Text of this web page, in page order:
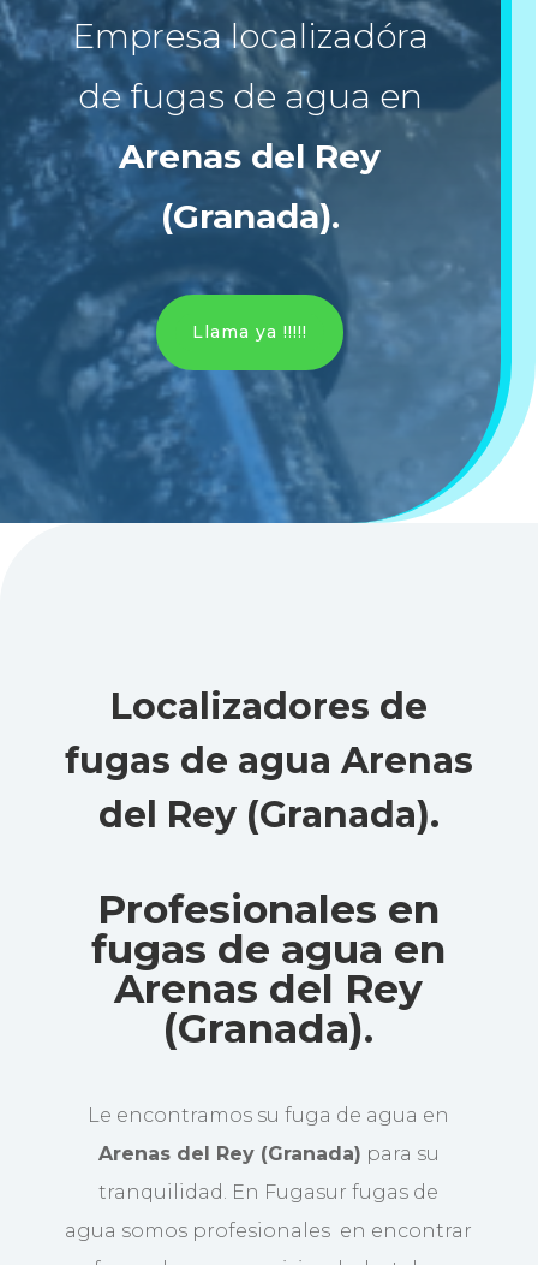
Empresa localizadóra
de fugas de agua en
Arenas del Rey
(Granada).
Llama ya !!!!!
Localizadores de
fugas de agua Arenas
del Rey (Granada).
Profesionales en
fugas de agua en
Arenas del Rey
(Granada).
Le encontramos su fuga de agua en
Arenas del Rey (Granada) para su
tranquilidad. En Fugasur fugas de
agua somos profesionales en encontrar